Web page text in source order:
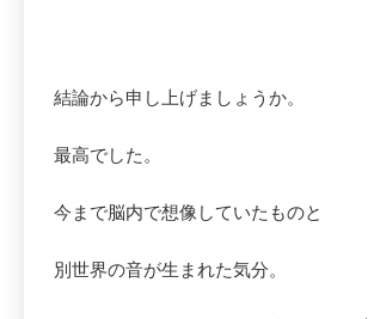
結論から申し上げましょうか。
最高でした。
今まで脳内で想像していたものと
別世界の音が生まれた気分。